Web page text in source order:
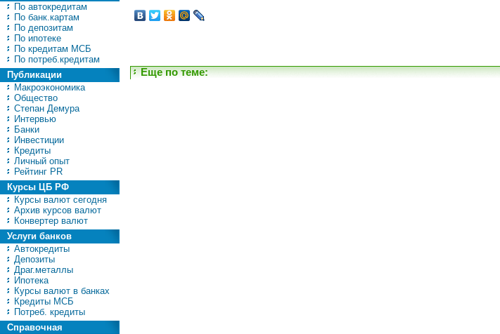
По автокредитам
По банк.картам
По депозитам
По ипотеке
По кредитам МСБ
По потреб.кредитам
Публикации
Макроэкономика
Общество
Степан Демура
Интервью
Банки
Инвестиции
Кредиты
Личный опыт
Рейтинг PR
Курсы ЦБ РФ
Курсы валют сегодня
Архив курсов валют
Конвертер валют
Услуги банков
Автокредиты
Депозиты
Драг.металлы
Ипотека
Курсы валют в банках
Кредиты МСБ
Потреб. кредиты
Справочная
Еще по теме: